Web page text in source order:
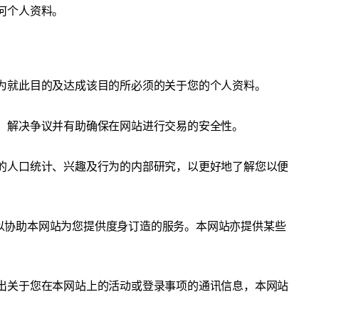
人资料。
此目的及达成该目的所必须的关于您的个人资料。
决争议并有助确保在网站进行交易的安全性。
口统计、兴趣及行为的内部研究，以更好地了解您以便
助本网站为您提供度身订造的服务。本网站亦提供某些
于您在本网站上的活动或登录事项的通讯信息，本网站